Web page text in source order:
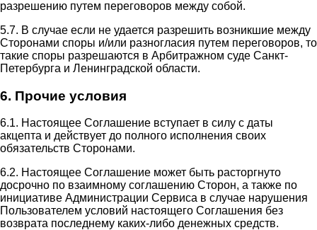
разрешению путем переговоров между собой.
5.7. В случае если не удается разрешить возникшие между
Сторонами споры и/или разногласия путем переговоров, то
такие споры разрешаются в Арбитражном суде Санкт-
Петербурга и Ленинградской области.
6. Прочие условия
6.1. Настоящее Соглашение вступает в силу с даты
акцепта и действует до полного исполнения своих
обязательств Сторонами.
6.2. Настоящее Соглашение может быть расторгнуто
досрочно по взаимному соглашению Сторон, а также по
инициативе Администрации Сервиса в случае нарушения
Пользователем условий настоящего Соглашения без
возврата последнему каких-либо денежных средств.